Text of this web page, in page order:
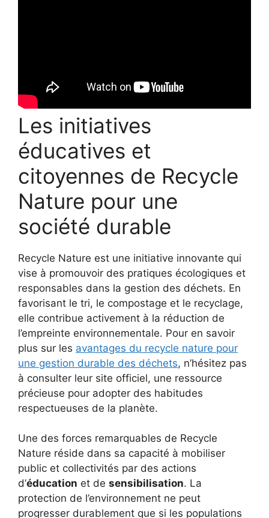
Les initiatives
éducatives et
citoyennes de Recycle
Nature pour une
société durable
Recycle Nature est une initiative innovante qui
vise à promouvoir des pratiques écologiques et
responsables dans la gestion des déchets. En
favorisant le tri, le compostage et le recyclage,
elle contribue activement à la réduction de
l’empreinte environnementale. Pour en savoir
plus sur les avantages du recycle nature pour
une gestion durable des déchets, n’hésitez pas
à consulter leur site officiel, une ressource
précieuse pour adopter des habitudes
respectueuses de la planète.
Une des forces remarquables de Recycle
Nature réside dans sa capacité à mobiliser
public et collectivités par des actions
d’éducation et de sensibilisation. La
protection de l’environnement ne peut
progresser durablement que si les populations